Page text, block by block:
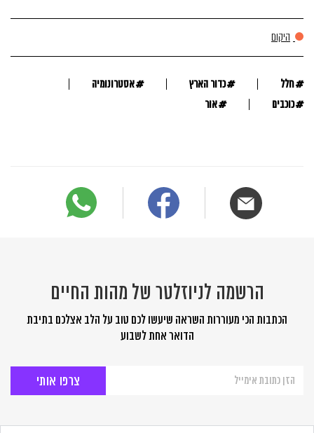
היקום
#חלל #כדור הארץ #אסטרונומיה
#כוכבים #אור
הרשמה לניוזלטר של מהות החיים
הכתבות הכי מעוררות השראה שיעשו לכם טוב על הלב אצלכם בתיבת
הדואר אחת לשבוע
לניוזלטר
החיים